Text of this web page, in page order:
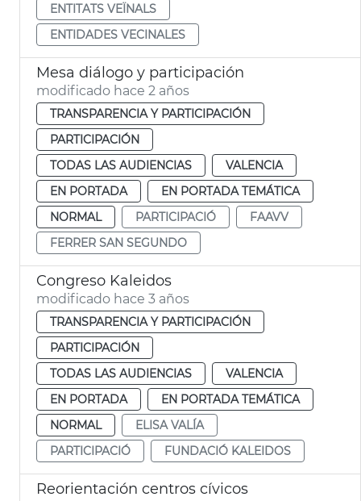
ENTITATS VEÏNALS
ENTIDADES VECINALES
Mesa diálogo y participación
modificado hace 2 años
TRANSPARENCIA Y PARTICIPACIÓN
PARTICIPACIÓN
TODAS LAS AUDIENCIAS
VALENCIA
EN PORTADA
EN PORTADA TEMÁTICA
NORMAL
PARTICIPACIÓ
FAAVV
FERRER SAN SEGUNDO
Congreso Kaleidos
modificado hace 3 años
TRANSPARENCIA Y PARTICIPACIÓN
PARTICIPACIÓN
TODAS LAS AUDIENCIAS
VALENCIA
EN PORTADA
EN PORTADA TEMÁTICA
NORMAL
ELISA VALÍA
PARTICIPACIÓ
FUNDACIÓ KALEIDOS
Reorientación centros cívicos